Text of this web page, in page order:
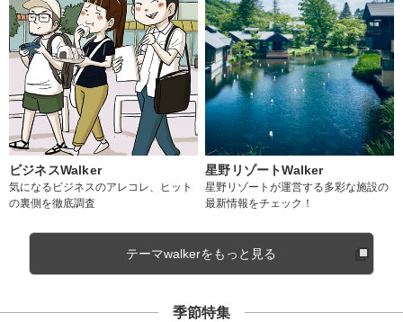
ビジネスWalker
気になるビジネスのアレコレ、ヒット
の裏側を徹底調査
星野リゾートWalker
星野リゾートが運営する多彩な施設の
最新情報をチェック！
テーマwalkerをもっと見る
季節特集